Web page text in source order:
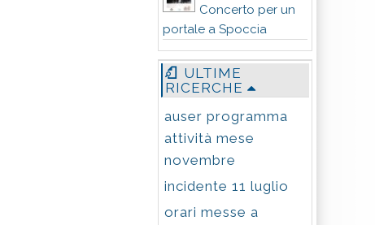
Concerto per un
portale a Spoccia
ULTIME
RICERCHE
auser programma
attività mese
novembre
incidente 11 luglio
orari messe a